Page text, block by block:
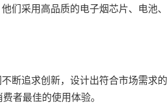
们采用高品质的电子烟芯片、电池、
断追求创新，设计出符合市场需求的
者最佳的使用体验。